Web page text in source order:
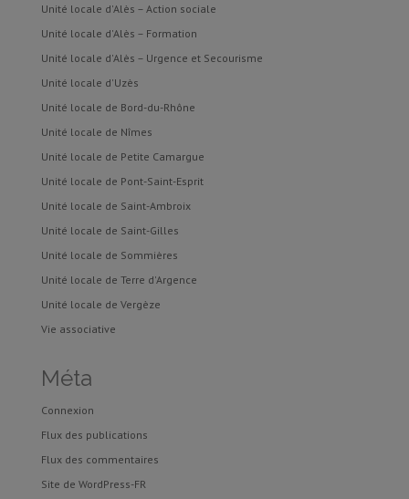
Unité locale d'Alès – Action sociale
Unité locale d'Alès – Formation
Unité locale d'Alès – Urgence et Secourisme
Unité locale d'Uzès
Unité locale de Bord-du-Rhône
Unité locale de Nîmes
Unité locale de Petite Camargue
Unité locale de Pont-Saint-Esprit
Unité locale de Saint-Ambroix
Unité locale de Saint-Gilles
Unité locale de Sommières
Unité locale de Terre d'Argence
Unité locale de Vergèze
Vie associative
Méta
Connexion
Flux des publications
Flux des commentaires
Site de WordPress-FR